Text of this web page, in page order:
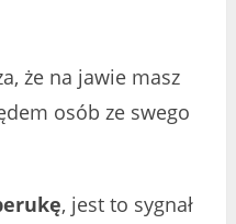
że na jawie masz
osób ze swego
, jest to sygnał